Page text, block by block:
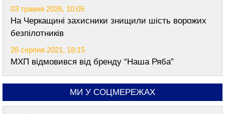
03 травня 2026, 10:05
На Черкащині захисники знищили шість ворожих
безпілотників
28 серпня 2021, 18:15
МХП відмовився від бренду “Наша Ряба”
МИ У СОЦМЕРЕЖАХ